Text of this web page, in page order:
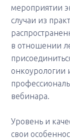
мероприятии
случаи из
в отношении
онкоурологии
вебинара.
Уровень и
свои